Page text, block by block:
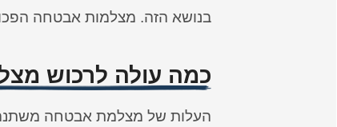
בנושא הזה. מצלמות אבטחה הפכו
כמה עולה לרכוש
העלות של מצלמת אבטחה